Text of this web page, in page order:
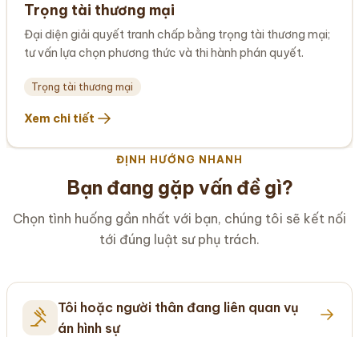
Trọng tài thương mại
Đại diện giải quyết tranh chấp bằng trọng tài thương mại;
tư vấn lựa chọn phương thức và thi hành phán quyết.
Trọng tài thương mại
Xem chi tiết
ĐỊNH HƯỚNG NHANH
Bạn đang gặp vấn đề gì?
Chọn tình huống gần nhất với bạn, chúng tôi sẽ kết nối
tới đúng luật sư phụ trách.
Tôi hoặc người thân đang liên quan vụ
án hình sự